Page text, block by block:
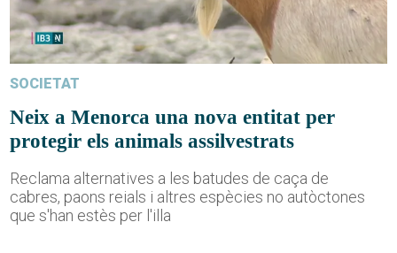
SOCIETAT
Neix a Menorca una nova entitat per
protegir els animals assilvestrats
Reclama alternatives a les batudes de caça de
cabres, paons reials i altres espècies no autòctones
que s'han estès per l'illa